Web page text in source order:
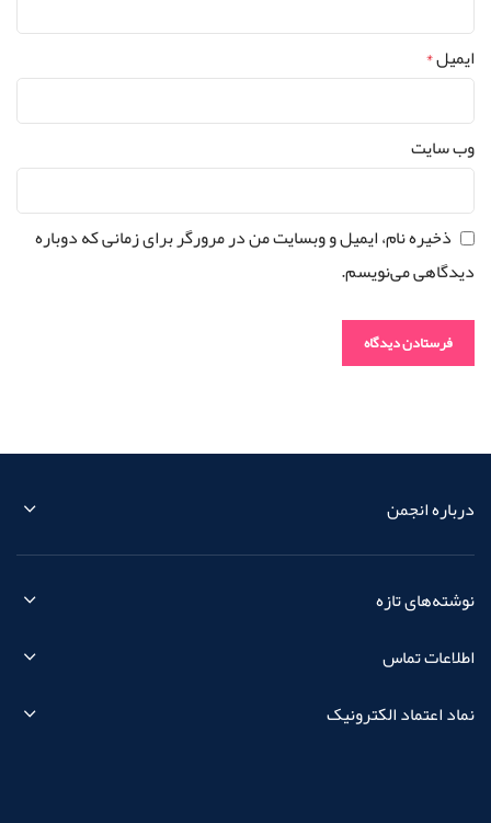
ایمیل*
وب‌ سایت
ذخیره نام، ایمیل و وبسایت من در مرورگر برای زمانی که دوباره
دیدگاهی می‌نویسم.
درباره انجمن
نوشته‌های تازه
اطلاعات تماس
نماد اعتماد الکترونیک